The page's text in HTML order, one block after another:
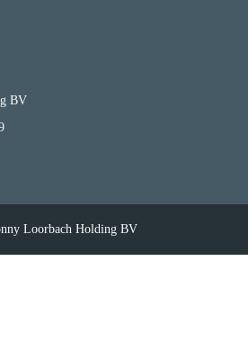
BV
Loorbach Holding BV